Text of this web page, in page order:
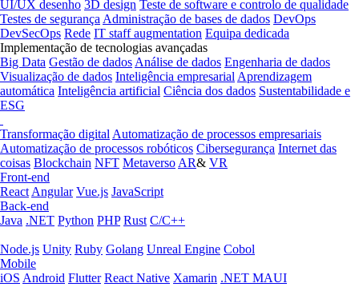
UI/UX desenho 3D design Teste de software e controlo de qualidade
Testes de segurança Administração de bases de dados DevOps
DevSecOps Rede IT staff augmentation Equipa dedicada
Implementação de tecnologias avançadas
Big Data Gestão de dados Análise de dados Engenharia de dados
Visualização de dados Inteligência empresarial Aprendizagem
automática Inteligência artificial Ciência dos dados Sustentabilidade e
ESG
Transformação digital Automatização de processos empresariais
Automatização de processos robóticos Cibersegurança Internet das
coisas Blockchain NFT Metaverso AR& VR
Front-end
React Angular Vue.js JavaScript
Back-end
Java .NET Python PHP Rust C/C++
Node.js Unity Ruby Golang Unreal Engine Cobol
Mobile
iOS Android Flutter React Native Xamarin .NET MAUI